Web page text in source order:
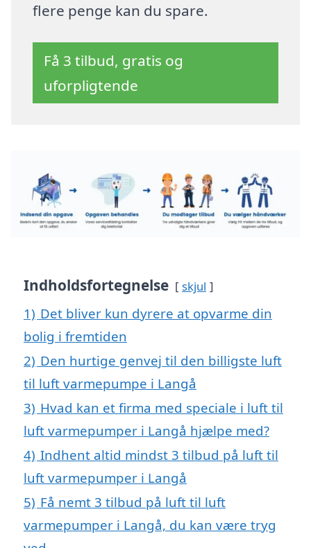
flere penge kan du spare.
Få 3 tilbud, gratis og
uforpligtende
Indholdsfortegnelse skjul
1) Det bliver kun dyrere at opvarme din
bolig i fremtiden
2) Den hurtige genvej til den billigste luft
til luft varmepumpe i Langå
3) Hvad kan et firma med speciale i luft til
luft varmepumper i Langå hjælpe med?
4) Indhent altid mindst 3 tilbud på luft til
luft varmepumper i Langå
5) Få nemt 3 tilbud på luft til luft
varmepumper i Langå, du kan være tryg